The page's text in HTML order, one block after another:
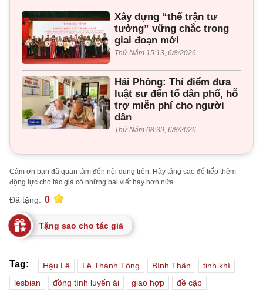
Xây dựng “thế trận tư
tưởng” vững chắc trong
giai đoạn mới
Thứ Năm 15:13, 6/8/2026
Hải Phòng: Thí điểm đưa
luật sư đến tổ dân phố, hỗ
trợ miễn phí cho người
dân
Thứ Năm 08:39, 6/8/2026
Cảm ơn bạn đã quan tâm đến nội dung trên. Hãy tặng sao để tiếp thêm
động lực cho tác giả có những bài viết hay hơn nữa.
Đã tặng: 0
Tặng sao cho tác giả
Tag: Hậu Lê Lê Thánh Tông Bính Thân
tinh khí
lesbian
đồng tính luyến ái giao hợp đề cập